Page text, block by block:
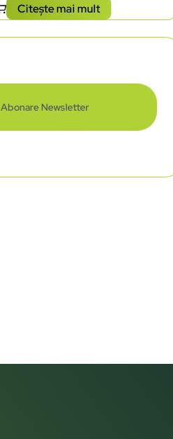
Citește mai mult
Abonare Newsletter